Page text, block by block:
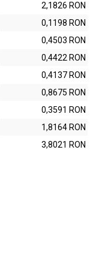
2,1826 RON
0,1198 RON
0,4503 RON
0,4422 RON
0,4137 RON
0,8675 RON
0,3591 RON
1,8164 RON
3,8021 RON